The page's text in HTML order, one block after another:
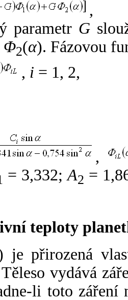
,
parametr G
Φ2(α). Fázovou
, i = 1, 2,
,
= 3,332;A2 =
teploty
je přirozená
Těleso vydává
li toto záření